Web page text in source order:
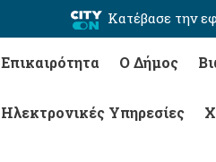
Κατέβασε την
Επικαιρότητα Ο Δήμος
Ηλεκτρονικές Υπηρεσίες